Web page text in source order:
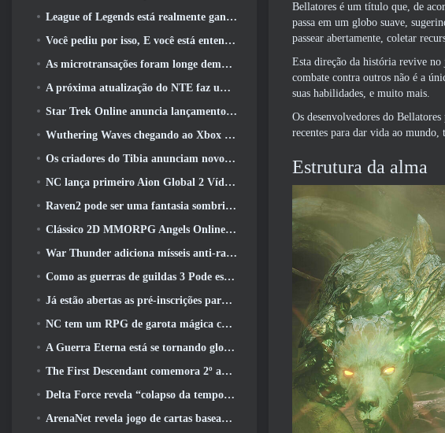
Bellatores é um título que, de
passa em um globo suave,
passear abertamente, coletar
Esta direção da história revive no
combate contra outros não é a
suas habilidades, e muito mais.
Os desenvolvedores do Bellatores
recentes para dar vida ao mundo,
Estrutura da alma
League of Legends está realmente ganhando um modo clássico
Você pediu por isso, E você está entendendo. Guildas agora estão disponíveis em Eterspire
As microtransações foram longe demais em jogos gratuitos?
A próxima atualização do NTE faz uma pequena viagem paralela a um jogo de mesa de fantasia
Star Trek Online anuncia lançamento da próxima temporada “Undiscovered”
Wuthering Waves chegando ao Xbox junto com a versão 3.5 Atualizar
Os criadores do Tibia anunciam novo teste do MMORPG de zumbis da velha escola, Persistir on-line
NC lança primeiro Aion Global 2 Vídeo do desenvolvedor, Compartilhando detalhes sobre o jogo
Raven2 pode ser uma fantasia sombria, Mas isso não impede a diversão do verão
Clássico 2D MMORPG Angels Online Global é lançado hoje
War Thunder adiciona mísseis anti-radiação e medidas de suporte eletrônico na atualização da cavalaria pesada
Como as guerras de guildas 3 Pode estar procurando inovar no espaço MMO
Já estão abertas as pré-inscrições para o MIRESI da Smilegate: Futuro Invisível
NC tem um RPG de garota mágica com um estilo de arte inspirado em anime dos anos 90 em desenvolvimento
A Guerra Eterna está se tornando global no Steam
The First Descendant comemora 2º aniversário com Descendant Fest 2026 Fluxo
Delta Force revela “colapso da temporada”, Anuncia colaboração Rainbow Six Siege
ArenaNet revela jogo de cartas baseado em Guild Wars, Enevoado